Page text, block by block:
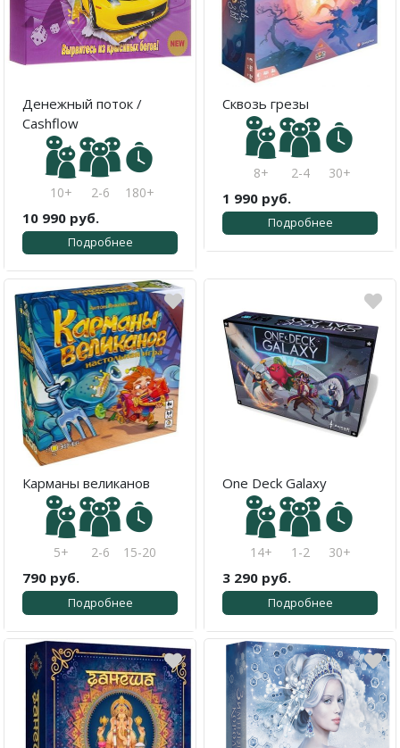
Денежный поток /
Cashflow
10+ 2-6 180+
10 990 руб.
Подробнее
Сквозь грезы
8+ 2-4 30+
1 990 руб.
Подробнее
Карманы великанов
5+ 2-6 15-20
790 руб.
Подробнее
One Deck Galaxy
14+ 1-2 30+
3 290 руб.
Подробнее